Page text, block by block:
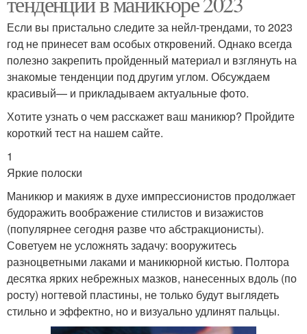
Если вы пристально следите за нейл-трендами, то 2023
год не принесет вам особых откровений. Однако всегда
полезно закрепить пройденный материал и взглянуть на
знакомые тенденции под другим углом. Обсуждаем
красивый— и прикладываем актуальные фото.
Хотите узнать о чем расскажет ваш маникюр? Пройдите
короткий тест на нашем сайте.
1
Яркие полоски
Маникюр и макияж в духе импрессионистов продолжает
будоражить воображение стилистов и визажистов
(популярнее сегодня разве что абстракционисты).
Советуем не усложнять задачу: вооружитесь
разноцветными лаками и маникюрной кистью. Полтора
десятка ярких небрежных мазков, нанесенных вдоль (по
росту) ногтевой пластины, не только будут выглядеть
стильно и эффектно, но и визуально удлинят пальцы.